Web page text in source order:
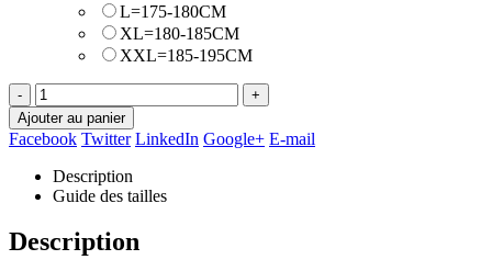
L=175-180CM
XL=180-185CM
XXL=185-195CM
-
+
Ajouter au panier
Facebook Twitter LinkedIn Google+ E-mail
Description
Guide des tailles
Description